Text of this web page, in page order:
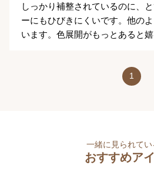
しっかり補整されているのに、
ーにもひびきにくいです。他の
います。色展開がもっとあると嬉
1
一緒に見られてい
おすすめア